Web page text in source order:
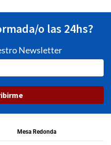
o las 24hs?
Newsletter
Mesa Redonda